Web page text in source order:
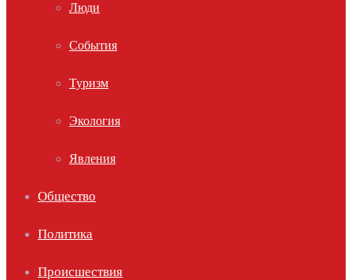
Люди
События
Туризм
Экология
Явления
Общество
Политика
Происшествия